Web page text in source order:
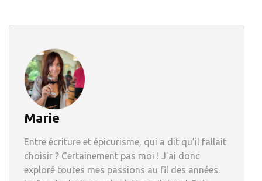
Marie
Entre écriture et épicurisme, qui a dit qu’il fallait
choisir ? Certainement pas moi ! J’ai donc
exploré toutes mes passions au fil des années.